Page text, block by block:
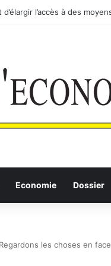
Economie Dossier
les choses en face